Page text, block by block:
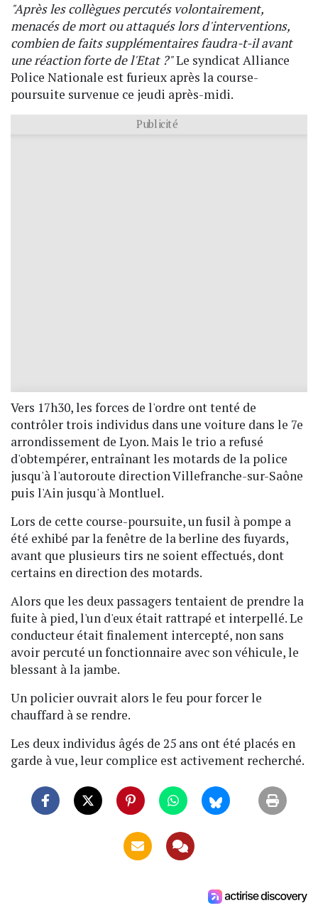
"Après les collègues percutés volontairement,
menacés de mort ou attaqués lors d'interventions,
combien de faits supplémentaires faudra-t-il avant
une réaction forte de l'Etat ?"Le syndicat Alliance
Police Nationale est furieux après la course-
poursuite survenue ce jeudi après-midi.
Publicité
Vers 17h30, les forces de l'ordre ont tenté de
contrôler trois individus dans une voiture dans le 7e
arrondissement de Lyon. Mais le trio a refusé
d'obtempérer, entraînant les motards de la police
jusqu'à l'autoroute direction Villefranche-sur-Saône
puis l'Ain jusqu'à Montluel.
Lors de cette course-poursuite, un fusil à pompe a
été exhibé par la fenêtre de la berline des fuyards,
avant que plusieurs tirs ne soient effectués, dont
certains en direction des motards.
Alors que les deux passagers tentaient de prendre la
fuite à pied, l'un d'eux était rattrapé et interpellé. Le
conducteur était finalement intercepté, non sans
avoir percuté un fonctionnaire avec son véhicule, le
blessant à la jambe.
Un policier ouvrait alors le feu pour forcer le
chauffard à se rendre.
Les deux individus âgés de 25 ans ont été placés en
garde à vue, leur complice est activement recherché.